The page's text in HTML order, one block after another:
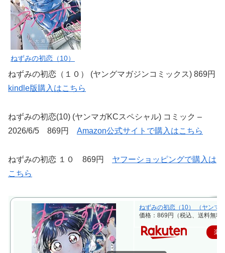
ねずみの初恋（10）
ねずみの初恋（１０） (ヤングマガジンコミックス) 869円
kindle版購入はこちら
ねずみの初恋(10) (ヤンマガKCスペシャル) コミック –
2026/6/5 869円 Amazon公式サイトで購入はこちら
ねずみの初恋 １０ 869円 ヤフーショッピングで購入は
こちら
ねずみの初恋（10） （ヤンマ
価格：869円（税込、送料無料)
楽